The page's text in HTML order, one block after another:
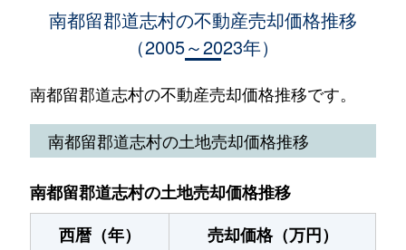
南都留郡道志村の不動産売却価格推移
（2005～2023年）
南都留郡道志村の不動産売却価格推移です。
南都留郡道志村の土地売却価格推移
南都留郡道志村の土地売却価格推移
西暦（年）
売却価格（万円）